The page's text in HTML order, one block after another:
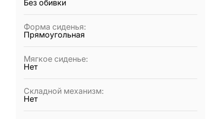
Без обивки
Форма сиденья:
Прямоугольная
Мягкое сиденье:
Нет
Складной механизм:
Нет